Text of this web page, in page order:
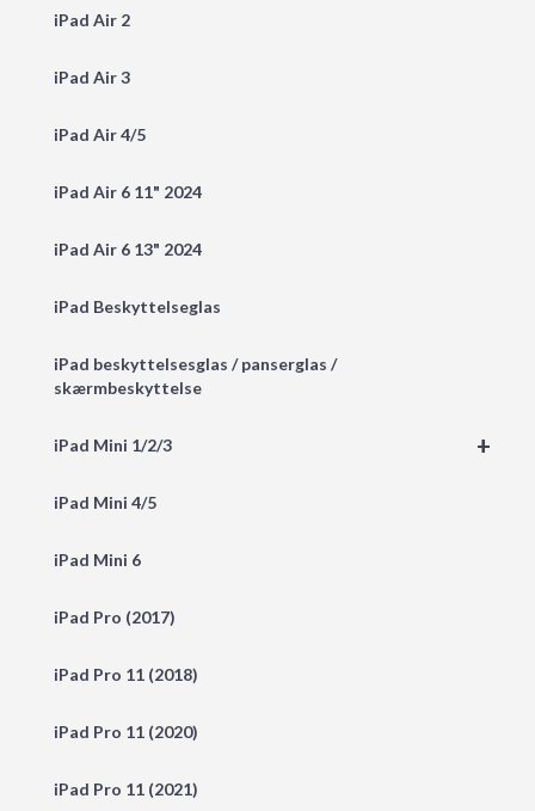
iPad Air 2
iPad Air 3
iPad Air 4/5
iPad Air 6 11" 2024
iPad Air 6 13" 2024
iPad Beskyttelseglas
iPad beskyttelsesglas / panserglas /
skærmbeskyttelse
+
iPad Mini 1/2/3
iPad Mini 4/5
iPad Mini 6
iPad Pro (2017)
iPad Pro 11 (2018)
iPad Pro 11 (2020)
iPad Pro 11 (2021)